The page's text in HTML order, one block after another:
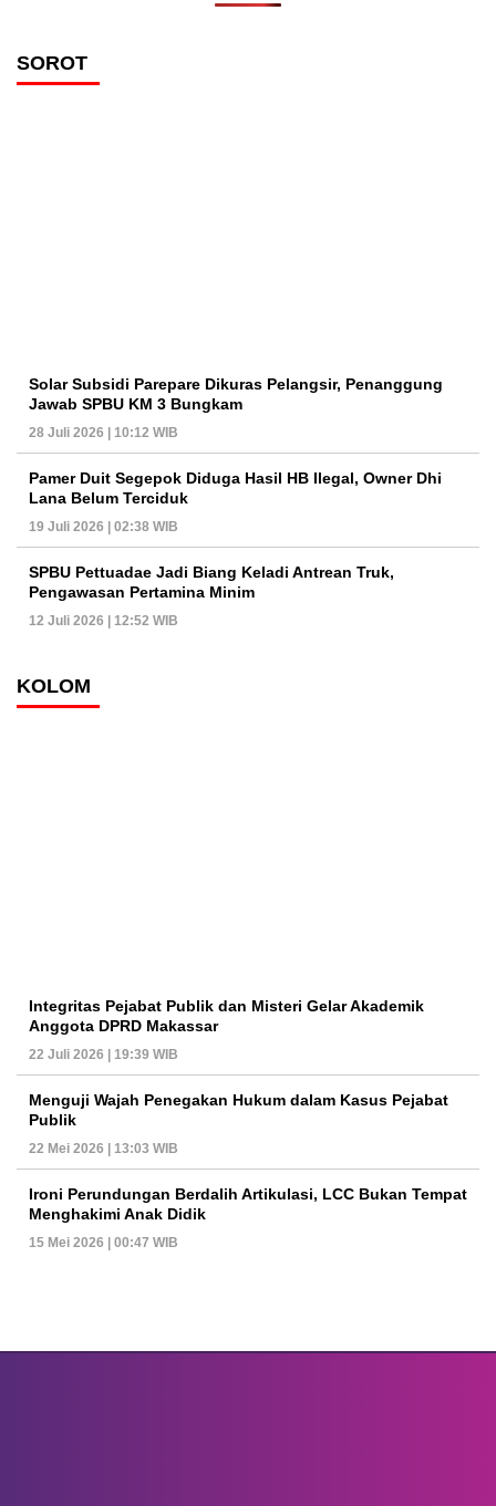
SOROT
Solar Subsidi Parepare Dikuras Pelangsir, Penanggung
Jawab SPBU KM 3 Bungkam
28 Juli 2026 | 10:12 WIB
Pamer Duit Segepok Diduga Hasil HB Ilegal, Owner Dhi
Lana Belum Terciduk
19 Juli 2026 | 02:38 WIB
SPBU Pettuadae Jadi Biang Keladi Antrean Truk,
Pengawasan Pertamina Minim
12 Juli 2026 | 12:52 WIB
KOLOM
Integritas Pejabat Publik dan Misteri Gelar Akademik
Anggota DPRD Makassar
22 Juli 2026 | 19:39 WIB
Menguji Wajah Penegakan Hukum dalam Kasus Pejabat
Publik
22 Mei 2026 | 13:03 WIB
Ironi Perundungan Berdalih Artikulasi, LCC Bukan Tempat
Menghakimi Anak Didik
15 Mei 2026 | 00:47 WIB